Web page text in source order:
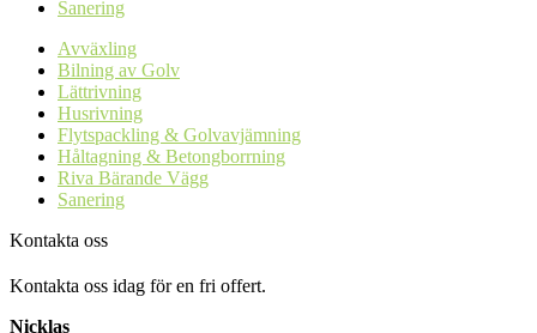
Sanering
Avväxling
Bilning av Golv
Lättrivning
Husrivning
Flytspackling & Golvavjämning
Håltagning & Betongborrning
Riva Bärande Vägg
Sanering
Kontakta oss
Kontakta oss idag för en fri offert.
Nicklas